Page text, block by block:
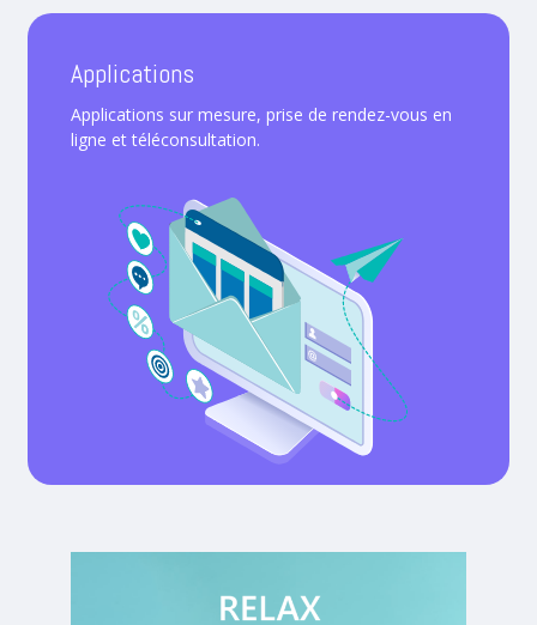
Applications
Applications sur mesure, prise de rendez-vous en
ligne et téléconsultation.